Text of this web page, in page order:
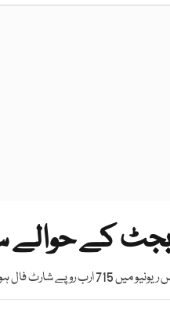
کے حوالے